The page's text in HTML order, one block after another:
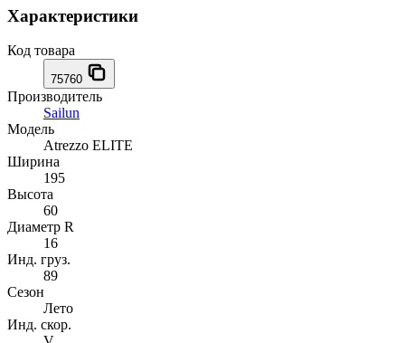
Характеристики
Код товара
75760
Производитель
Sailun
Модель
Atrezzo ELITE
Ширина
195
Высота
60
Диаметр R
16
Инд. груз.
89
Сезон
Лето
Инд. скор.